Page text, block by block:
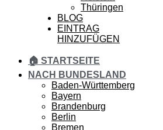
Thüringen
BLOG
EINTRAG
HINZUFÜGEN
🏠 STARTSEITE
NACH BUNDESLAND
Baden-Württemberg
Bayern
Brandenburg
Berlin
Bremen